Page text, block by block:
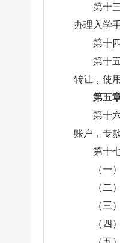
第十
办理入学
第十
第十
转让，使
第五
第十
账户，专
第十
（一
（二
（三
（四